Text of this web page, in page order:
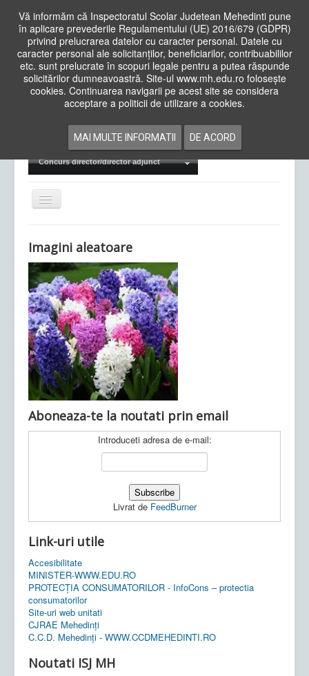
Vă informăm că Inspectoratul Scolar Judetean Mehedinti pune
în aplicare prevederile Regulamentului (UE) 2016/679 (GDPR)
privind prelucrarea datelor cu caracter personal. Datele cu
caracter personal ale solicitanților, beneficiarilor, contribuabililor
etc. sunt prelucrate în scopuri legale pentru a putea răspunde
solicitărilor dumneavoastră. Site-ul www.mh.edu.ro folosește
cookies. Continuarea navigarii pe acest site se considera
acceptare a politicii de utilizare a cookies.
MAI MULTE INFORMATII DE ACORD
Cauta
in
siteAcasa Cadre Didactice
Examene Naționale
Concurs director/director adjunct
Comută
navigarea
Ultimele articole: Vi, 04.11.2022 -
Județean Mehedinți
Imagini aleatoare
Aboneaza-te la noutati prin email
Introduceti adresa de e-mail:
Livrat de FeedBurner
Link-uri utile
Accesibilitate
MINISTER-WWW.EDU.RO
PROTECȚIA CONSUMATORILOR - InfoCons – protectia
consumatorilor
Site-uri web unitati
CJRAE Mehedinți
C.C.D. Mehedinţi - WWW.CCDMEHEDINTI.RO
Noutati ISJ MH